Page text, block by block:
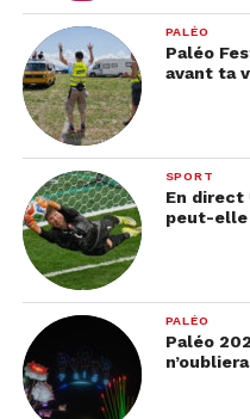
PALÉO
Paléo
avant ta
SPORT
En direct
peut-elle
PALÉO
Paléo